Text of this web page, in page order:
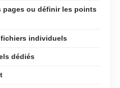
pages ou définir les points
fichiers individuels
dédiés